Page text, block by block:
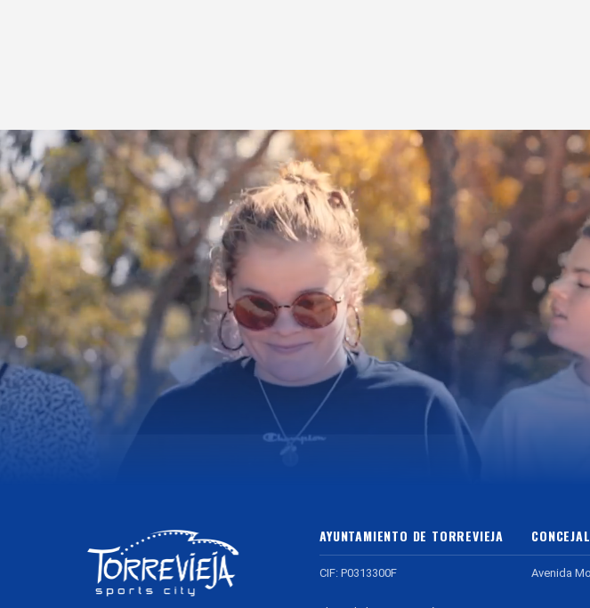
AYUNTAMIENTO DE TORREVIEJA
CIF: P0313300F Avenida